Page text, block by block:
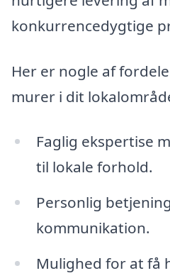
konkurrencedygtige
Her er nogle af
murer i dit
Faglig ekspertise
til lokale forhold.
Personlig
kommunikation.
Mulighed for at få